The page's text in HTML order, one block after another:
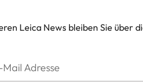
Leica News bleiben Sie über